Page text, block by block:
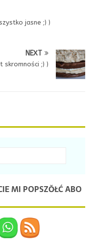
jasne ;) )
NEXT
skromności ;) )
MI POPSZŎŁĆ ABO